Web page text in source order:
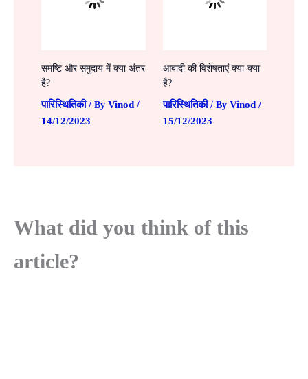
समष्टि और समुदाय में क्या अंतर
है?
पारिस्थितिकी/ By Vinod /
14/12/2023
आबादी की विशेषताएं क्या-क्या
है?
पारिस्थितिकी/ By Vinod /
15/12/2023
What did you think of this
article?